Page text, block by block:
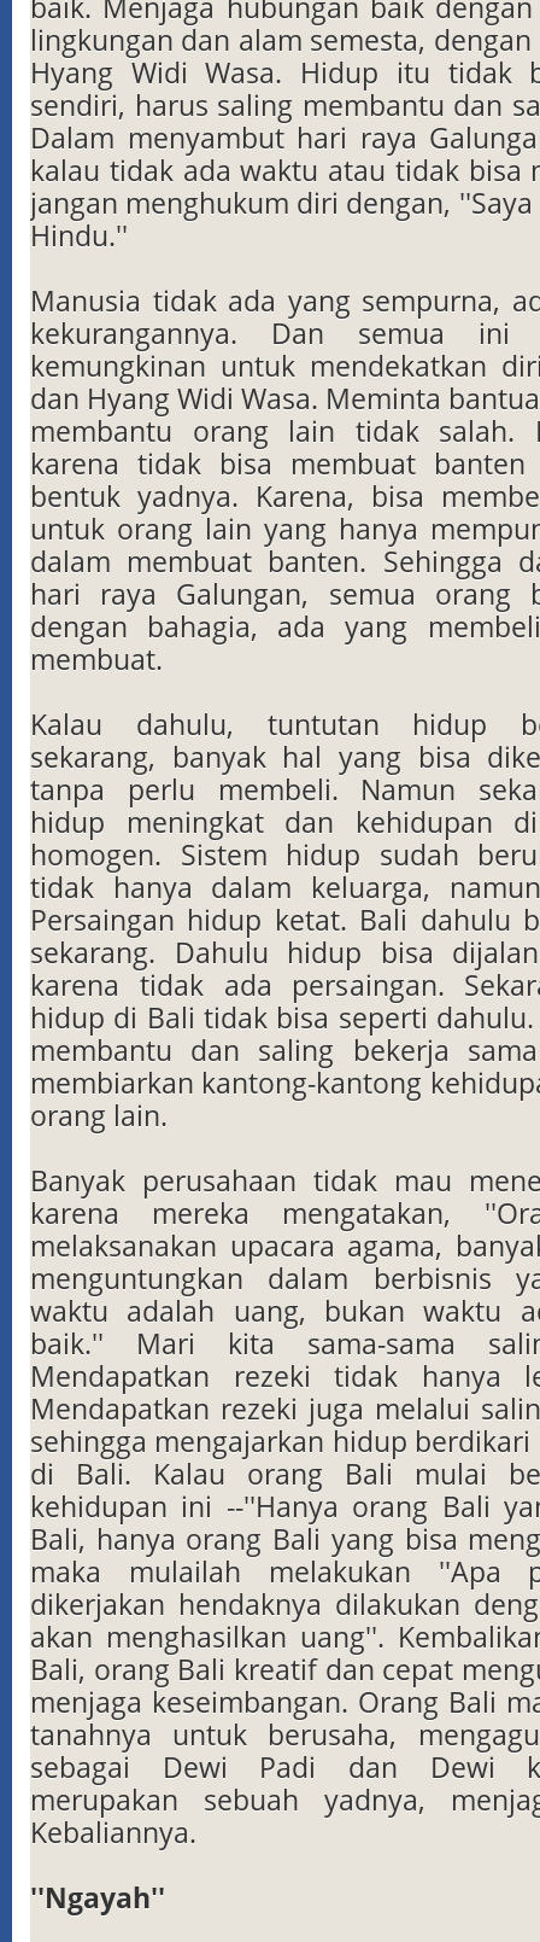
lingkungan dan alam semesta,
Hyang Widi Wasa. Hidup itu tidak
sendiri, harus saling membantu dan
Dalam menyambut hari raya
kalau tidak ada waktu atau tidak bisa
jangan menghukum diri dengan,
Hindu.''
Manusia tidak ada yang sempurna,
kekurangannya. Dan semua ini
kemungkinan untuk mendekatkan
dan Hyang Widi Wasa. Meminta
membantu orang lain tidak salah.
karena tidak bisa membuat
bentuk yadnya. Karena, bisa
untuk orang lain yang hanya
dalam membuat banten. Sehingga
hari raya Galungan, semua orang
dengan bahagia, ada yang
membuat.
Kalau dahulu, tuntutan hidup
sekarang, banyak hal yang bisa
tanpa perlu membeli. Namun
hidup meningkat dan kehidupan
homogen. Sistem hidup sudah
tidak hanya dalam keluarga,
Persaingan hidup ketat. Bali dahulu
sekarang. Dahulu hidup bisa
karena tidak ada persaingan.
hidup di Bali tidak bisa seperti
membantu dan saling bekerja
membiarkan kantong-kantong
orang lain.
Banyak perusahaan tidak mau
karena mereka mengatakan,
melaksanakan upacara agama,
menguntungkan dalam berbisnis
waktu adalah uang, bukan waktu
baik.'' Mari kita sama-sama
Mendapatkan rezeki tidak hanya
Mendapatkan rezeki juga melalui
sehingga mengajarkan hidup
di Bali. Kalau orang Bali mulai
kehidupan ini --''Hanya orang Bali
Bali, hanya orang Bali yang bisa
maka mulailah melakukan ''Apa
dikerjakan hendaknya dilakukan
akan menghasilkan uang''.
Bali, orang Bali kreatif dan cepat
menjaga keseimbangan. Orang Bali
tanahnya untuk berusaha,
sebagai Dewi Padi dan Dewi
merupakan sebuah yadnya,
Kebaliannya.
''Ngayah''